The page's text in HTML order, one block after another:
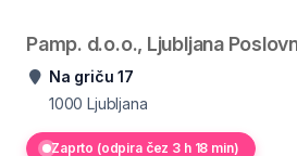
Pamp. d.o.o., Ljubljana
Na griču 17
1000 Ljubljana
Zaprto (odpira čez 3 h 18 min)